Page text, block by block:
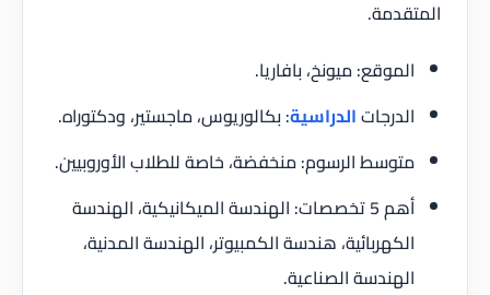
المتقدمة.
الموقع: ميونخ، بافاريا.
الدرجاتالدراسية: بكالوريوس، ماجستير، ودكتوراه.
متوسط الرسوم: منخفضة، خاصة للطلاب الأوروبيين.
أهم 5 تخصصات: الهندسة الميكانيكية، الهندسة
الكهربائية، هندسة الكمبيوتر، الهندسة المدنية،
الهندسة الصناعية.